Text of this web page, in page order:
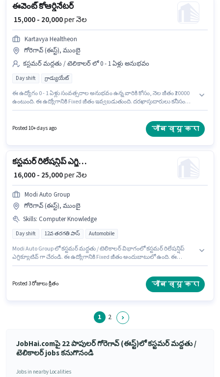
ఈవెంట్ కోఆర్డినేటర్
₹ 15,000 - 20,000per నెల
Kartavya Healtheon
గోరెగావ్ (ఈస్ట్), ముంబై
కస్టమర్ మద్దతు / టెలికాలర్ లో 0 - 1 ఏళ్లు అనుభవం
Day shift గ్రాడ్యుయేట్
ఈ ఉద్యోగం 0 - 1 ఏళ్లు సంవత్సరాల అనుభవం ఉన్న వారికి కోసం, నెల జీతం ₹20000
ఉంటుంది. ఈ ఉద్యోగానికి Fixed జీతం ఇవ్వబడుతుంది. దరఖాస్తుదారులు కనీసం
కస్టమర్ మద్దతు / టెలికాలర్ విభాగంలో ఈవెంట్ కోఆర్డినేటర్ గా చేరండి.
Posted 10+ days ago जॉब व्यू करा
కస్టమర్ రిలేషన్షిప్ ఎగ్జిక్యూటివ్
₹ 16,000 - 25,000per నెల
Modi Auto Group
గోరెగావ్ (ఈస్ట్), ముంబై
Skills: Computer Knowledge
Day shift 12వ తరగతి పాస్ Automobile
Modi Auto Group లో కస్టమర్ మద్దతు / టెలికాలర్ విభాగంలో కస్టమర్ రిలేషన్షిప్
ఎగ్జిక్యూటివ్ గా చేరండి. ఈ ఉద్యోగానికి Fixed జీతం అందుబాటులో ఉంది. ఈ
shift మరియు వారానికి 6 days working ఉంటాయి. ఈ ఉద్యోగానికి అభ్యర్థి వద్ద
Posted 3 రోజులు క్రితం जॉब व्यू करा
1 2
JobHai.comపై 22 పాపులర్ గోరెగావ్ (ఈస్ట్)లో కస్టమర్ మద్దతు /
టెలికాలర్ jobs కనుగొనండి
Jobs in nearby Localities